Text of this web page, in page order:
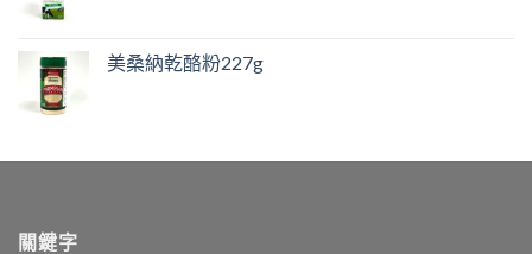
美桑納乾酪粉227g
關鍵字